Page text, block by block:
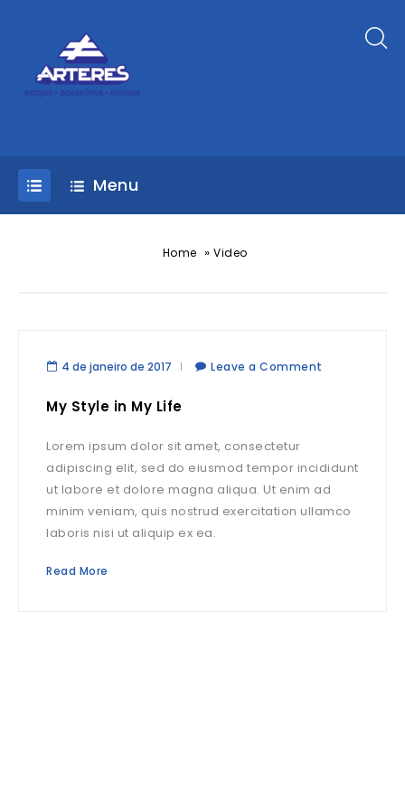
Menu
Home » Video
4 de janeiro de 2017 Leave a Comment
My Style in My Life
Lorem ipsum dolor sit amet, consectetur
adipiscing elit, sed do eiusmod tempor incididunt
ut labore et dolore magna aliqua. Ut enim ad
minim veniam, quis nostrud exercitation ullamco
laboris nisi ut aliquip ex ea.
Read More